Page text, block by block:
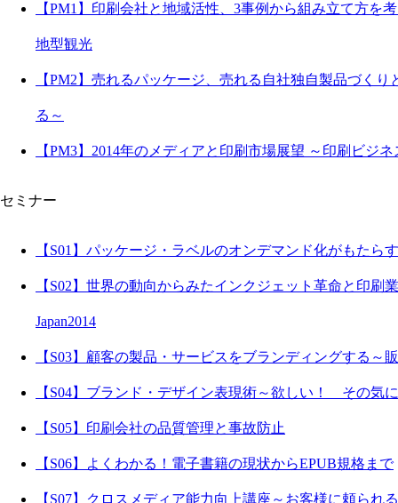
【PM1】印刷会社と地域活性、3事例から組み立て方を
地型観光
【PM2】売れるパッケージ、売れる自社独自製品づく
る～
【PM3】2014年のメディアと印刷市場展望 ～印刷ビジ
セミナー
【S01】パッケージ・ラベルのオンデマンド化がもたら
【S02】世界の動向からみたインクジェット革命と印刷
Japan2014
【S03】顧客の製品・サービスをブランディングする～
【S04】ブランド・デザイン表現術～欲しい！ その気
【S05】印刷会社の品質管理と事故防止
【S06】よくわかる！電子書籍の現状からEPUB規格まで
【S07】クロスメディア能力向上講座～お客様に頼られ